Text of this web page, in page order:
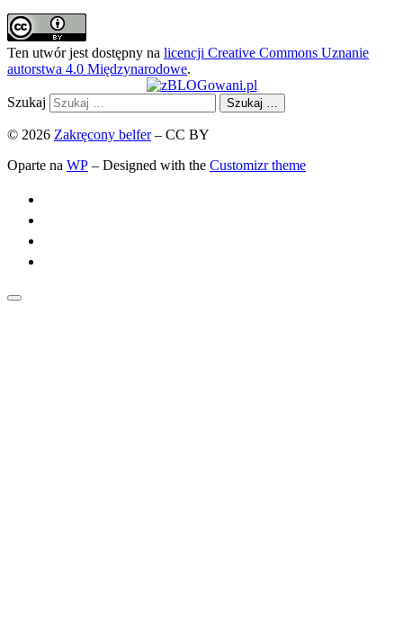
Ten utwór jest dostępny na licencji Creative Commons Uznanie
autorstwa 4.0 Międzynarodowe.
Szukaj Szukaj …
© 2026 Zakręcony belfer– CC BY
Oparte na WP – Designed with the Customizr theme